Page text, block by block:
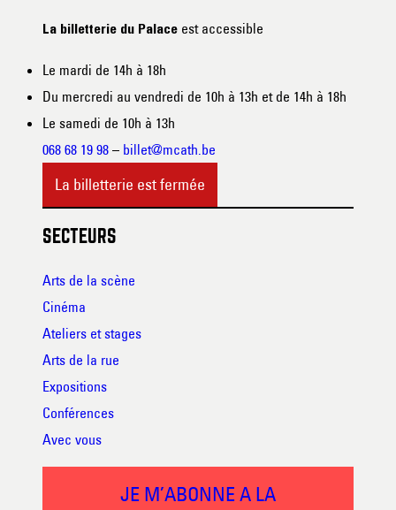
La billetterie du Palace est accessible
Le mardi de 14h à 18h
Du mercredi au vendredi de 10h à 13h et de 14h à 18h
Le samedi de 10h à 13h
068 68 19 98 – billet@mcath.be
La billetterie est fermée
SECTEURS
Arts de la scène
Cinéma
Ateliers et stages
Arts de la rue
Expositions
Conférences
Avec vous
JE M’ABONNE A LA